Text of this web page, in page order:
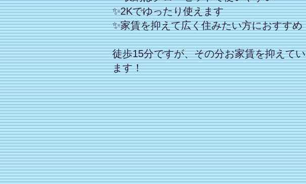
✨2Kでゆったり使えます
✨家賃を抑えて広く住みたい方におすすめ
徒歩15分ですが、その分お家賃を抑えてい
ます！